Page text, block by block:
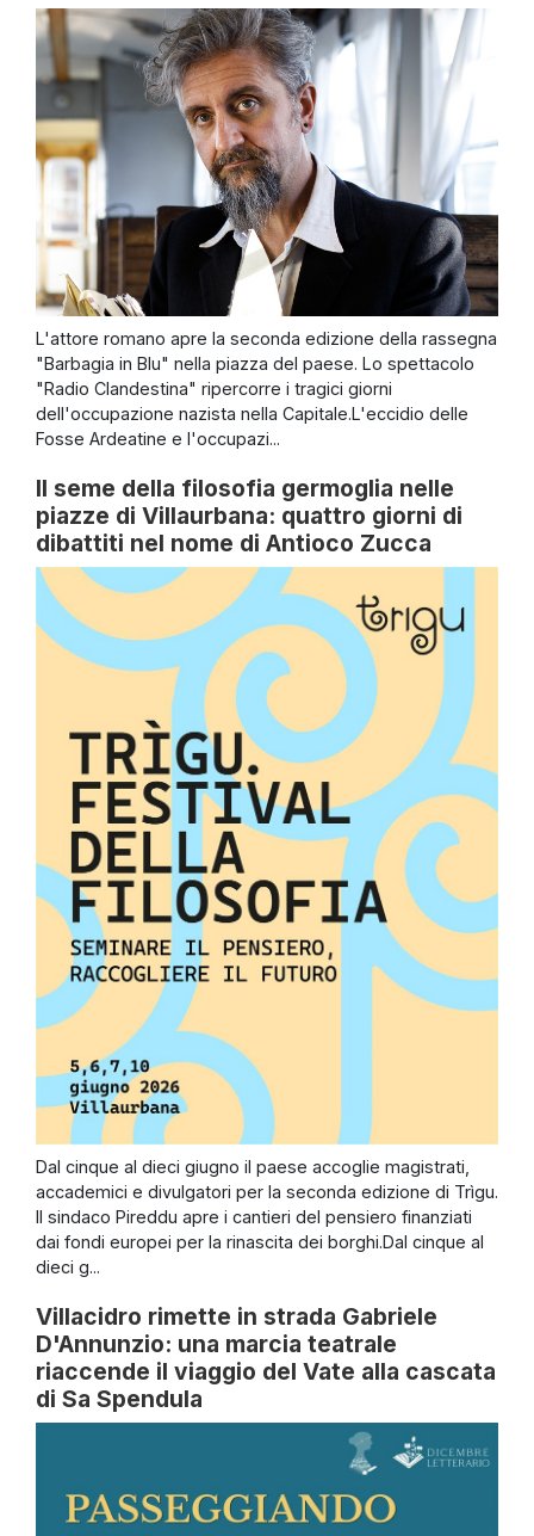
L'attore romano apre la seconda edizione della rassegna
"Barbagia in Blu" nella piazza del paese. Lo spettacolo
"Radio Clandestina" ripercorre i tragici giorni
dell'occupazione nazista nella Capitale.L'eccidio delle
Fosse Ardeatine e l'occupazi...
Il seme della filosofia germoglia nelle
piazze di Villaurbana: quattro giorni di
dibattiti nel nome di Antioco Zucca
Dal cinque al dieci giugno il paese accoglie magistrati,
accademici e divulgatori per la seconda edizione di Trìgu.
Il sindaco Pireddu apre i cantieri del pensiero finanziati
dai fondi europei per la rinascita dei borghi.Dal cinque al
dieci g...
Villacidro rimette in strada Gabriele
D'Annunzio: una marcia teatrale
riaccende il viaggio del Vate alla cascata
di Sa Spendula